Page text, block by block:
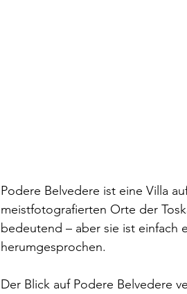
Podere Belvedere ist eine Villa
meistfotografierten Orte der
bedeutend – aber sie ist einfach
herumgesprochen.
Der Blick auf Podere Belvedere